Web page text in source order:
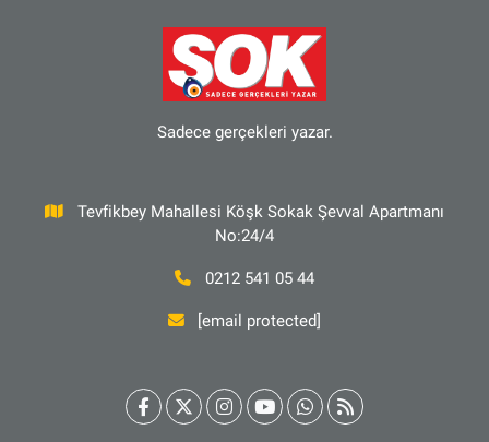
Sadece gerçekleri yazar.
Tevfikbey Mahallesi Köşk Sokak Şevval Apartmanı
No:24/4
0212 541 05 44
[email protected]